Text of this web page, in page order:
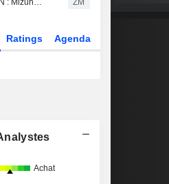
VALERO ENERGY CORPORATION : Mizuho Securities maintient sa recommandation neutre ZM
Ratings Agenda
Achat